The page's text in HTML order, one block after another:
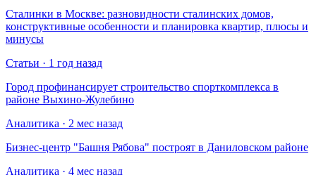
Сталинки в Москве: разновидности сталинских домов,
конструктивные особенности и планировка квартир, плюсы и
минусы
Статьи · 1 год назад
Город профинансирует строительство спорткомплекса в
районе Выхино-Жулебино
Аналитика · 2 мес назад
Бизнес-центр "Башня Рябова" построят в Даниловском районе
Аналитика · 4 мес назад